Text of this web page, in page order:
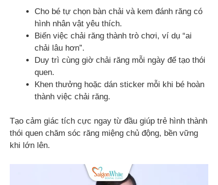
Cho bé tự chọn bàn chải và kem đánh răng có
hình nhân vật yêu thích.
Biến việc chải răng thành trò chơi, ví dụ “ai
chải lâu hơn”.
Duy trì cùng giờ chải răng mỗi ngày để tạo thói
quen.
Khen thưởng hoặc dán sticker mỗi khi bé hoàn
thành việc chải răng.
Tạo cảm giác tích cực ngay từ đầu giúp trẻ hình thành
thói quen chăm sóc răng miệng chủ động, bền vững
khi lớn lên.